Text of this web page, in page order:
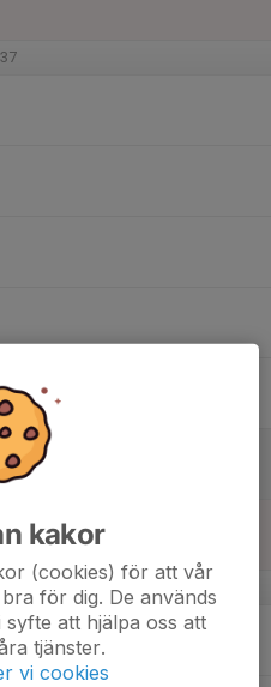
kakor
(cookies) för att vår
för dig. De används
att hjälpa oss att
tjänster.
vi cookies